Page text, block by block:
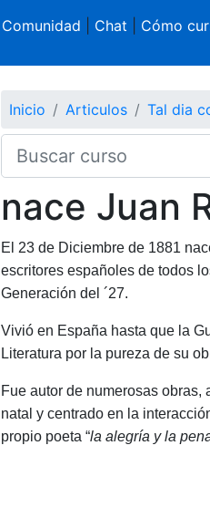
Comunidad Chat Cómo
Inicio Articulos Tal dia
nace Juan
El 23 de Diciembre de 1881
escritores españoles de todos
Generación del ´27.
Vivió en España hasta que la
Literatura por la pureza de su
Fue autor de numerosas obras,
natal y centrado en la
propio poeta “la alegría y la